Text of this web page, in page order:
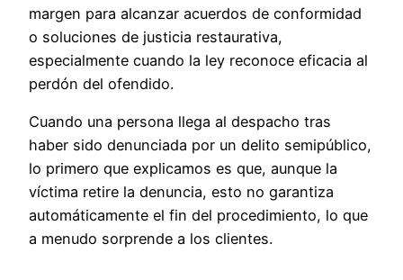
margen para alcanzar acuerdos de conformidad
o soluciones de justicia restaurativa,
especialmente cuando la ley reconoce eficacia al
perdón del ofendido.
Cuando una persona llega al despacho tras
haber sido denunciada por un delito semipúblico,
lo primero que explicamos es que, aunque la
víctima retire la denuncia, esto no garantiza
automáticamente el fin del procedimiento, lo que
a menudo sorprende a los clientes.